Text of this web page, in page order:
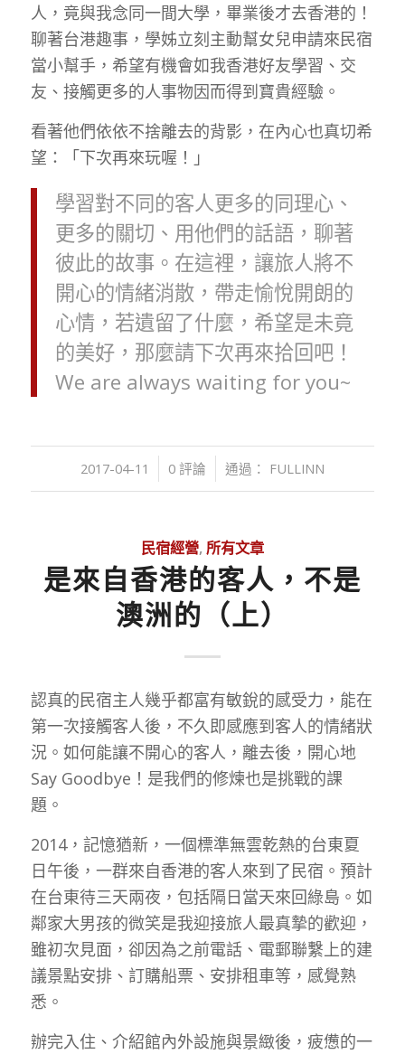
人，竟與我念同一間大學，畢業後才去香港的！
聊著台港趣事，學姊立刻主動幫女兒申請來民宿
當小幫手，希望有機會如我香港好友學習、交
友、接觸更多的人事物因而得到寶貴經驗。
看著他們依依不捨離去的背影，在內心也真切希
望：「下次再來玩喔！」
學習對不同的客人更多的同理心、
更多的關切、用他們的話語，聊著
彼此的故事。在這裡，讓旅人將不
開心的情緒消散，帶走愉悅開朗的
心情，若遺留了什麼，希望是未竟
的美好，那麼請下次再來拾回吧！
We are always waiting for you~
2017-04-11
/ 0 評論 通過： FULLINN
民宿經營, 所有文章
是來自香港的客人，不是
澳洲的（上）
認真的民宿主人幾乎都富有敏銳的感受力，能在
第一次接觸客人後，不久即感應到客人的情緒狀
況。如何能讓不開心的客人，離去後，開心地
Say Goodbye！是我們的修煉也是挑戰的課
題。
2014，記憶猶新，一個標準無雲乾熱的台東夏
日午後，一群來自香港的客人來到了民宿。預計
在台東待三天兩夜，包括隔日當天來回綠島。如
鄰家大男孩的微笑是我迎接旅人最真摯的歡迎，
雖初次見面，卻因為之前電話、電郵聯繫上的建
議景點安排、訂購船票、安排租車等，感覺熟
悉。
辦完入住、介紹館內外設施與景緻後，疲憊的一